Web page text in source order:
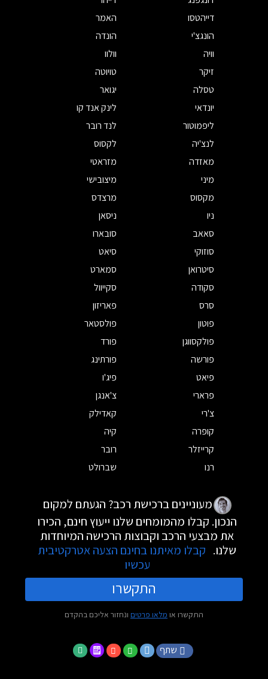
דייהטסו
האמר
הונגצ'י
הונדה
וויה
וולוו
זיקר
טויוטה
טסלה
יגואר
יונדאי
לינק אנד קו
ליפמוטור
לנד רובר
לנצ'יה
לקסוס
מאזדה
מזראטי
מיני
מיצובישי
מקסוס
מרצדס
ניו
ניסאן
סאאב
סובארו
סוזוקי
סיאט
סיטרואן
סמארט
סקודה
סקייוול
סרס
פאריזון
פוטון
פולסטאר
פולקסווגן
פורד
פורשה
פורתינג
פיאט
פיג'ו
פרארי
צ'אנגן
צ'רי
קאדילק
קופרה
קיה
קרייזלר
רובר
רנו
שברולט
מעוניינים ברכישת רכב? הגעתם למקום
הנכון. קבלו מהמומחים שלנו ייעוץ חינם, הכירו
את מבצעי הרכב וקבוצות הרכישה המיוחדות
שלנו. קבלו מאיתנו בחינם הצעה אטרקטיבית
עכשיו
התקשרו
התקשרו או מלאו פרטים ונחזור אליכם בהקדם
שתף